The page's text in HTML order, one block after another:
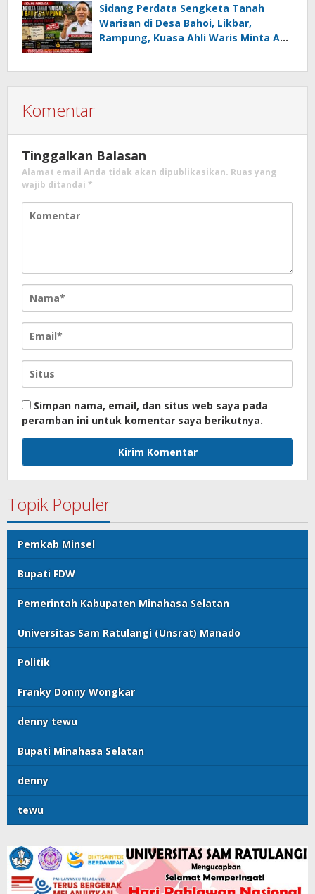
05 MC JOE Sapu Bersih Tiga Gelar
Juara Umum
Sidang Perdata Sengketa Tanah
Warisan di Desa Bahoi, Likbar,
Rampung, Kuasa Ahli Waris Minta APH
Komentar
Tinggalkan Balasan
Alamat email Anda tidak akan dipublikasikan. Ruas yang
wajib ditandai *
Simpan nama, email, dan situs web saya pada
peramban ini untuk komentar saya berikutnya.
Topik Populer
Pemkab Minsel
Bupati FDW
Pemerintah Kabupaten Minahasa Selatan
Universitas Sam Ratulangi (Unsrat) Manado
Politik
Franky Donny Wongkar
denny tewu
Bupati Minahasa Selatan
denny
tewu